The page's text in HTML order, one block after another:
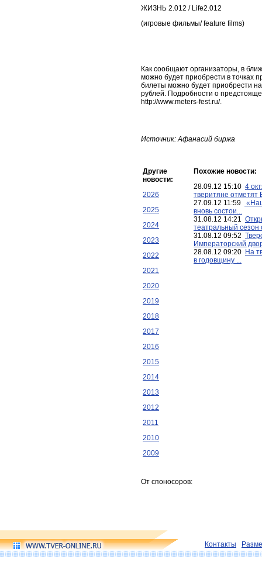
ЖИЗНЬ 2.012 / Life2.012
(игровые фильмы/ feature films)
Как сообщают организаторы, в
можно будет приобрести в точках
билеты можно будет приобрести
рублей. Подробности о
http://www.meters-fest.ru/.
Источник: Афанасий биржа
Другие
новости:
2026
2025
2024
2023
2022
2021
2020
2019
2018
2017
2016
2015
2014
2013
2012
2011
2010
2009
Похожие новости:
28.09.12 15:10 4
тверитяне отметят
27.09.12 11:59
вновь состои...
31.08.12 14:21
театральный сезон
31.08.12 09:52
Императорский
28.08.12 09:20 На
в годовщину ...
От споносоров:
Контакты